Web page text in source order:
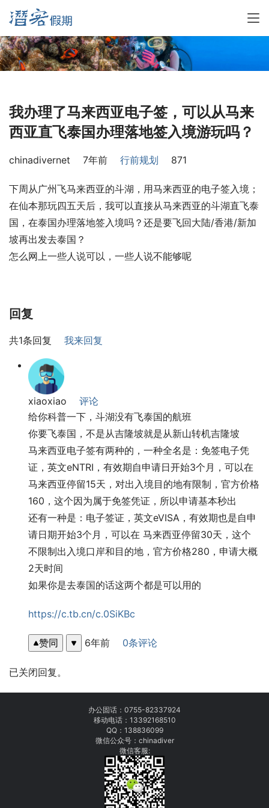
我办理了马来西亚电子签，可以从马来
西亚直飞泰国办理落地签入境游玩吗？
chinadivernet 7年前 行前规划 871
下周从广州飞马来西亚的斗湖，用马来西亚的电子签入境；
在仙本那玩四五天后，我可以直接从马来西亚的斗湖直飞泰
国，在泰国办理落地签入境吗？还是要飞回大陆/香港/新加
坡再出发去泰国？
怎么网上一些人说可以，一些人说不能够呢
回复
共1条回复 我来回复
xiaoxiao
评论
给你科普一下，斗湖没有飞泰国的航班
你要飞泰国，不是从吉隆坡就是从新山转机吉隆坡
马来西亚电子签有两种的，一种全名是：免签电子凭
证，英文eNTRI，有效期自申请日开始3个月，可以在
马来西亚停留15天，对出入境目的地有限制，官方价格
160，这个因为属于免签凭证，所以申请基本秒出
还有一种是：电子签证，英文eVISA，有效期也是自申
请日期开始3个月，可以在 马来西亚停留30天，这个
不限制出入境口岸和目的地，官方价格280，申请大概
2天时间
如果你是去泰国的话这两个都是可以用的
https://c.tb.cn/c.0SiKBc
赞同 6年前 0条评论
已关闭回复。
办公固话： 0755-82337924
移动电话： 13392168510
QQ：138836099
微信公众号：chinadiver
微信客服: